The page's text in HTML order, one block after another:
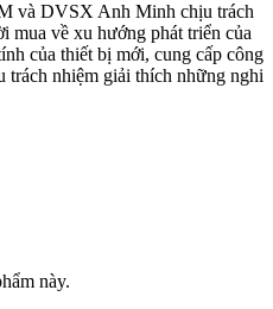
và DVSX Anh Minh chịu trách
mua về xu hướng phát triển của
của thiết bị mới, cung cấp công
trách nhiệm giải thích những nghi
này.